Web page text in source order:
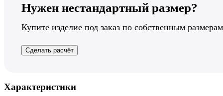
Нужен нестандартный размер?
Купите изделие под заказ по собственным
Сделать расчёт
Характеристики